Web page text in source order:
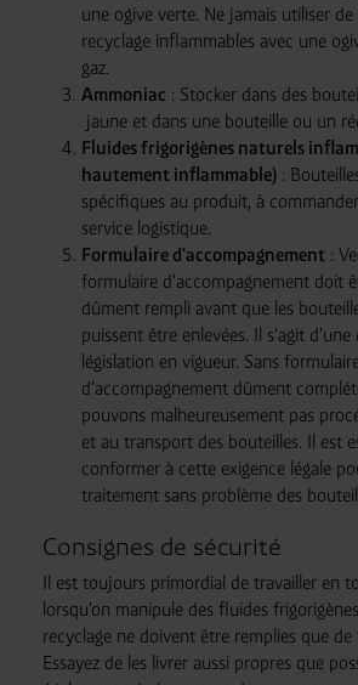
une ogive verte. Ne jamais utiliser
recyclage inflammables avec une
gaz.
Ammoniac : Stocker dans des
jaune et dans une bouteille ou un
Fluides frigorigènes naturels
hautement inflammable):
spécifiques au produit, à
service logistique.
Formulaire d'accompagnement :
formulaire d'accompagnement doit
dûment rempli avant que les
puissent être enlevées. Il s'agit d'une
législation en vigueur. Sans
d'accompagnement dûment
pouvons malheureusement pas
et au transport des bouteilles. Il est
conformer à cette exigence légale
traitement sans problème des
Consignes de sécurité
Il est toujours primordial de travailler en
lorsqu'on manipule des fluides
recyclage ne doivent être remplies que
Essayez de les livrer aussi propres que